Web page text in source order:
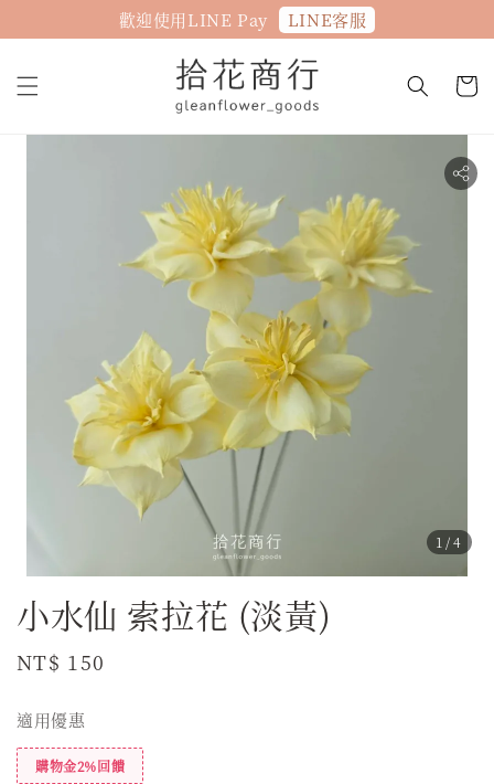
歡迎使用LINE Pay LINE客服
1 /4
小水仙 索拉花 (淡黃)
Regular
NT$ 150
適用優惠
購物金2%回饋